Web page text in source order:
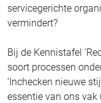
servicegerichte
vermindert?
Bij de Kennistafel
soort processen
‘Inchecken nieuwe
essentie van ons vak